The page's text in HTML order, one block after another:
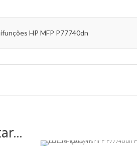
HP MFP P77740dn